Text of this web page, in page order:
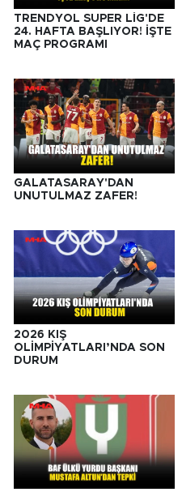
TRENDYOL SÜPER LİG'DE
24. HAFTA BAŞLIYOR! İŞTE
MAÇ PROGRAMI
GALATASARAY'DAN
UNUTULMAZ ZAFER!
2026 KIŞ
OLİMPİYATLARI’NDA SON
DURUM